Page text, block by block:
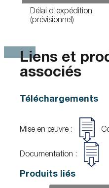
Délai d'expédition
(prévisionnel)
Liens et
associés
Téléchargements
Mise en œuvre :
Documentation :
Produits liés